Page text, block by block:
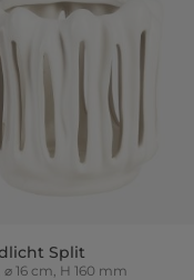
Split
⌀ 16 cm, H 160 mm